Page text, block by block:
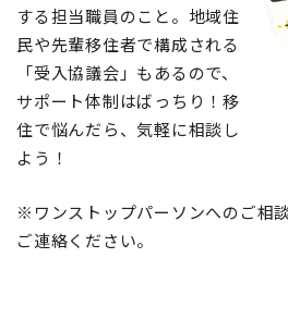
する担当職員のこと。地域住
民や先輩移住者で構成される
「受入協議会」もあるので、
サポート体制はばっちり！移
住で悩んだら、気軽に相談し
よう！
※ワンストップパーソンへのご相
ご連絡ください。